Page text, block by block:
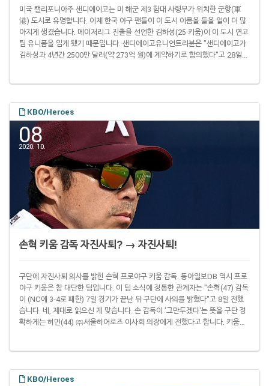
미국 캘리포니아주 샌디에이고는 미 해군 제3 함대 사령부가 위치한 군항(軍
港) 도시로 유명합니다. 이제 한국 야구 팬들이 이 도시 이름을 들을 일이 더 많
아지게 생겼습니다. 메이저리그 진출을 선언한 김하성(25·키움)이 이 도시 연고
팀 유니폼을 입게 됐기 때문입니다. 샌디에이고유니언트리뷴은 "샌디에이고가
김하성과 4년간 2500만 달러(약 273억 원)에 계약하기로 합의했다"고 28일
장 분위기를 감안하면 일단 훈훈한 계약 조건이라고 할 수 있습니다. 한국 프로
야구에서 메..
KBO/Heroes
08
2020. 10.
손혁 키움 감독 자진사퇴? → 자진사퇴!
구단에 자진사퇴 의사를 밝힌 손혁 프로야구 키움 감독. 동아일보DB 역시 프로
야구 키움은 참 대단한 팀입니다. 이 팀 소식에 정통한 관계자는 "손혁(47) 감독
이 (NC에 3-4로 패한) 7일 경기가 끝난 뒤 구단에 사의를 밝혔다"고 8일 전했
습니다. 네, 제대로 읽으신 게 맞습니다. 손 감독이 '그만두겠다'는 뜻을 구단 정
확하게는 허민(44) ㈜서울히어로즈 이사회 의장에게 전했다고 합니다. 키움은
김성근 감독 경질 후 팬 반응을 전한 2011년 8월 19일자 동아일..
KBO/Heroes